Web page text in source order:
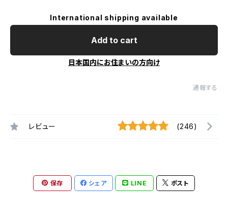
International shipping available
Add to cart
日本国内にお住まいの方向け
通報する
レビュー (246)
保存 シェア LINE ポスト